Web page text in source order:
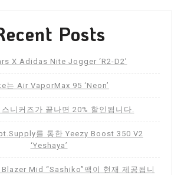
Posts
X Adidas Nite Jogger ‘R2-D2’
는 Air VaporMax 95 ‘Neon’
니커즈가 끝나면 20% 할인됩니다.
를 통한 Yeezy Boost 350 V2
‘Yeshaya’
Mid “Sashiko”팩이 현재 제공됩니